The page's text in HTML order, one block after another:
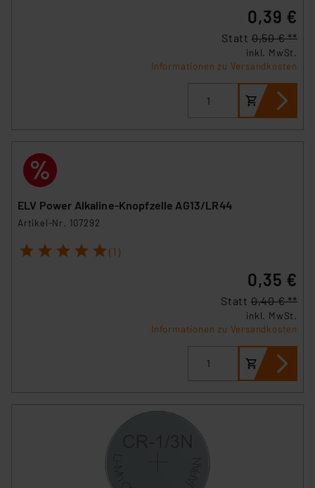
0,39 €
Statt 0,50 € **
inkl. MwSt.
Informationen zu Versandkosten
ELV Power Alkaline-Knopfzelle AG13/LR44
Artikel-Nr. 107292
1 2 3 4 5 (1)
0,35 €
Statt 0,40 € **
inkl. MwSt.
Informationen zu Versandkosten